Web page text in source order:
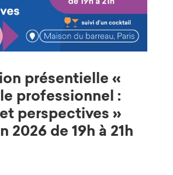
présentielle «
professionnel :
perspectives »
2026 de 19h à 21h